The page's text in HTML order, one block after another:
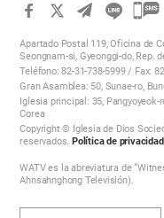
Apartado Postal 119, Oficina de
Seongnam-si, Gyeonggi-do, Rep.
Teléfono: 82-31-738-5999 / Fax:
Gran Asamblea: 50, Sunae-ro,
Iglesia principal: 35, Pangyoyeok-
Corea
Copyright © Iglesia de Dios
reservados.Política de privacidad
WATV es la abreviatura de
Ahnsahnghong Televisión).